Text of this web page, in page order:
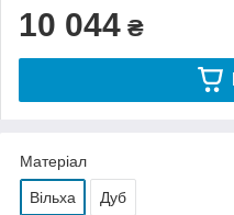
10 044 ₴
Матеріал
Вільха Дуб